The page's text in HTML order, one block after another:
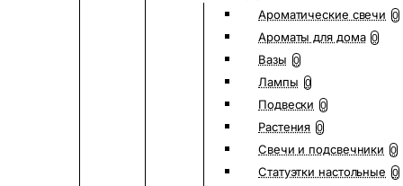
Ароматические свечи 0
Ароматы для дома 0
Вазы 0
Лампы 0
Подвески 0
Растения 0
Свечи и подсвечники 0
Статуэтки настольные 0